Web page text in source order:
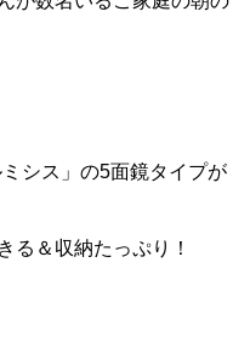
シス」の5面鏡タイプが
る＆収納たっぷり！